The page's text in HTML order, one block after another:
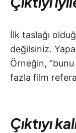
İlk taslağı
değilsiniz.
Örneğin,
fazla film
Çıktıyı